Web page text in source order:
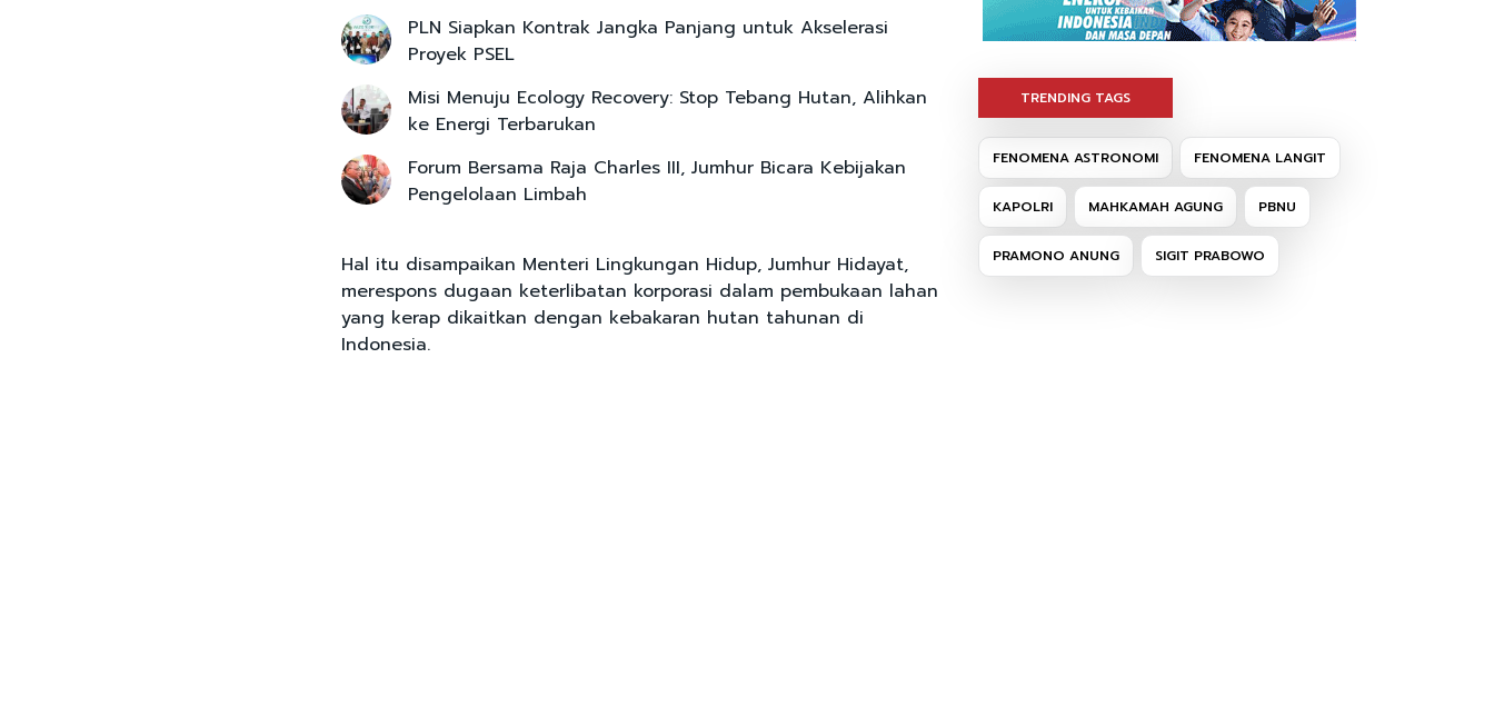
PLN Siapkan Kontrak Jangka Panjang untuk Akselerasi
Proyek PSEL
Misi Menuju Ecology Recovery: Stop Tebang Hutan, Alihkan
ke Energi Terbarukan
Forum Bersama Raja Charles III, Jumhur Bicara Kebijakan
Pengelolaan Limbah
Hal itu disampaikan Menteri Lingkungan Hidup, Jumhur Hidayat,
merespons dugaan keterlibatan korporasi dalam pembukaan lahan
yang kerap dikaitkan dengan kebakaran hutan tahunan di
Indonesia.
TRENDING TAGS
FENOMENA ASTRONOMI FENOMENA LANGIT
KAPOLRI MAHKAMAH AGUNG PBNU
PRAMONO ANUNG SIGIT PRABOWO